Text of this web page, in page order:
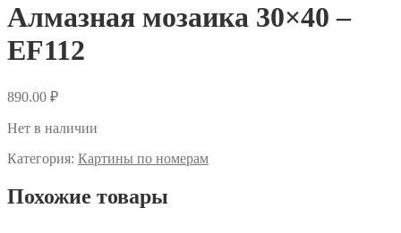
Алмазная мозаика 30×40 –
EF112
890.00 ₽
Нет в наличии
Категория: Картины по номерам
Похожие товары